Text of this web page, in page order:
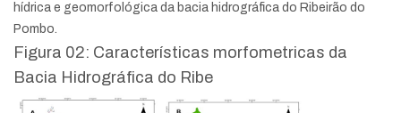
hídrica e geomorfológica da bacia hidrográfica do Ribeirão do
Pombo.
Figura 02: Características morfometricas da
Bacia Hidrográfica do Ribe